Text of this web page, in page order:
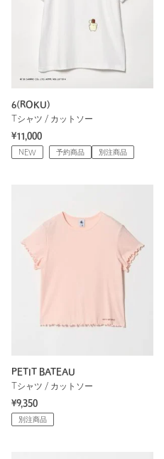
6(ROKU)
Tシャツ / カットソー
¥11,000
NEW 予約商品 別注商品
PETIT BATEAU
Tシャツ / カットソー
¥9,350
別注商品